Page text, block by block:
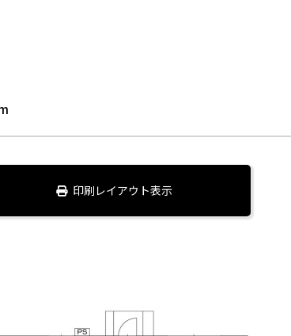
印刷レイアウト表示